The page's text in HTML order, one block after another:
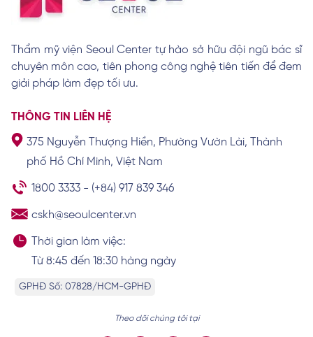
Xem chi tiết
Cách làm lông mày rậm cho nam giới hiệu
quả tại nhà
Khám phá tướng số, vận mệnh của người
có lông mày chữ nhất
Thẩm mỹ viện Seoul Center tự hào sở hữu đội ngũ bác sĩ
chuyên môn cao, tiên phong công nghệ tiên tiến để đem
giải pháp làm đẹp tối ưu.
THÔNG TIN LIÊN HỆ
375 Nguyễn Thượng Hiền, Phường Vườn Lài, Thành
phố Hồ Chí Minh, Việt Nam
1800 3333 - (+84) 917 839 346
cskh@seoulcenter.vn
Thời gian làm việc:
Từ 8:45 đến 18:30 hàng ngày
GPHĐ Số: 07828/HCM-GPHĐ
Theo dõi chúng tôi tại